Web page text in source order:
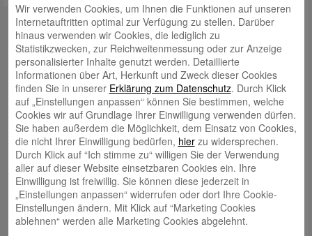
Kontakt
mail@sparkasse-odenwaldkreis.de
Telefon: 06062 500
Auch per WhatsApp erreichbar!
Neueste Beiträge
Sparkassen Kino Open-Air-Sommer 2026 startet
Öffnungszeiten der Sparkasse zum Wiesenmarkt
Herausragende Vertriebsleistung in Jahr 2025: Team
des ImmobilienCenter der Sparkasse Odenwaldkreis
überzeugt mit Kompetenz, Service und Erfolgsbilanz
Wir verwenden Cookies, um Ihnen die Funktionen auf unseren
Internetauftritten optimal zur Verfügung zu stellen. Darüber
hinaus verwenden wir Cookies, die lediglich zu
Statistikzwecken, zur Reichweitenmessung oder zur Anzeige
personalisierter Inhalte genutzt werden. Detaillierte
Informationen über Art, Herkunft und Zweck dieser Cookies
finden Sie in unserer Erklärung zum Datenschutz. Durch Klick
auf „Einstellungen anpassen“ können Sie bestimmen, welche
Cookies wir auf Grundlage Ihrer Einwilligung verwenden dürfen.
Sie haben außerdem die Möglichkeit, dem Einsatz von Cookies,
die nicht Ihrer Einwilligung bedürfen, hierzu widersprechen.
Durch Klick auf “Ich stimme zu“ willigen Sie der Verwendung
aller auf dieser Website einsetzbaren Cookies ein. Ihre
Einwilligung ist freiwillig. Sie können diese jederzeit in
„Einstellungen anpassen“ widerrufen oder dort Ihre Cookie-
Einstellungen ändern. Mit Klick auf “Marketing Cookies
ablehnen“ werden alle Marketing Cookies abgelehnt.